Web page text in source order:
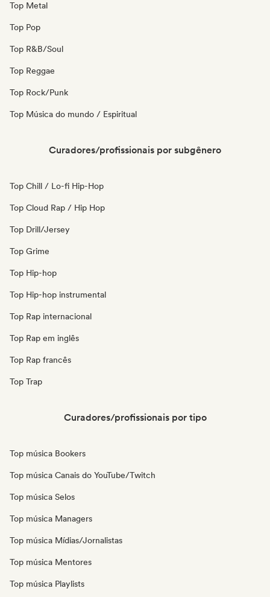
Top Metal
Top Pop
Top R&B/Soul
Top Reggae
Top Rock/Punk
Top Música do mundo / Espiritual
Curadores/profissionais por subgênero
Top Chill / Lo-fi Hip-Hop
Top Cloud Rap / Hip Hop
Top Drill/Jersey
Top Grime
Top Hip-hop
Top Hip-hop instrumental
Top Rap internacional
Top Rap em inglês
Top Rap francês
Top Trap
Curadores/profissionais por tipo
Top música Bookers
Top música Canais do YouTube/Twitch
Top música Selos
Top música Managers
Top música Mídias/Jornalistas
Top música Mentores
Top música Playlists